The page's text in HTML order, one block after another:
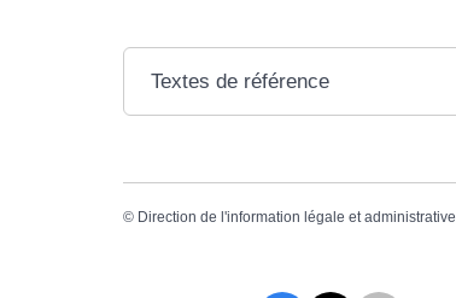
Textes de référence
© Direction de l'information légale et administrative